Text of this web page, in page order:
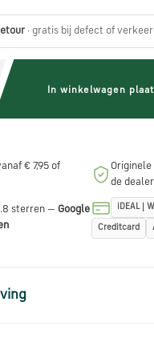
· gratis bij defect of
In winkelwagen
€ 7,95 of
de dealer.
sterren — Google
iDEAL |
Creditcard